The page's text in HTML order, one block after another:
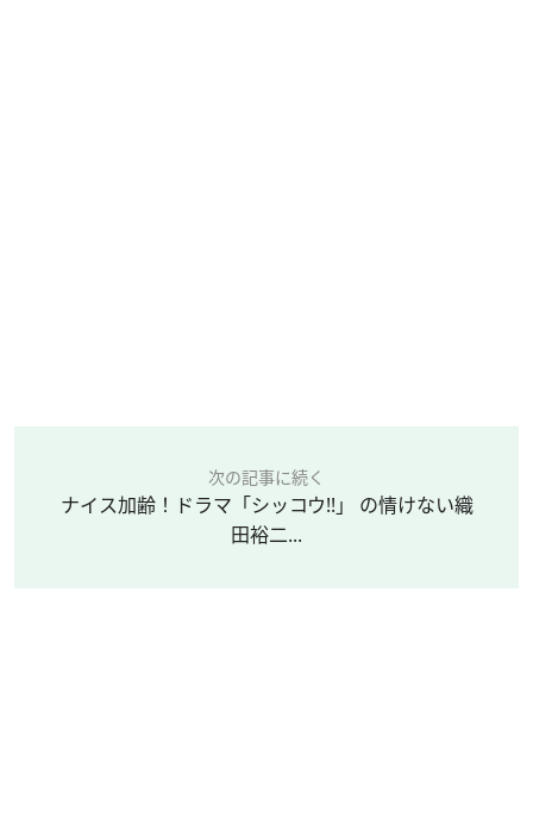
次の記事に続く
ナイス加齢！ドラマ「シッコウ!!」 の情けない織
田裕二...